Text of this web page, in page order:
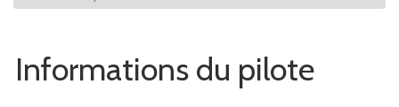
Informations du pilote